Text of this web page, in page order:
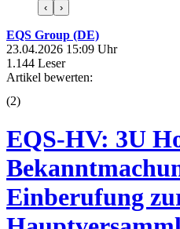
‹ ›
EQS Group (DE)
23.04.2026 15:09 Uhr
1.144 Leser
Artikel bewerten:
(2)
EQS-HV: 3U
Einberufung